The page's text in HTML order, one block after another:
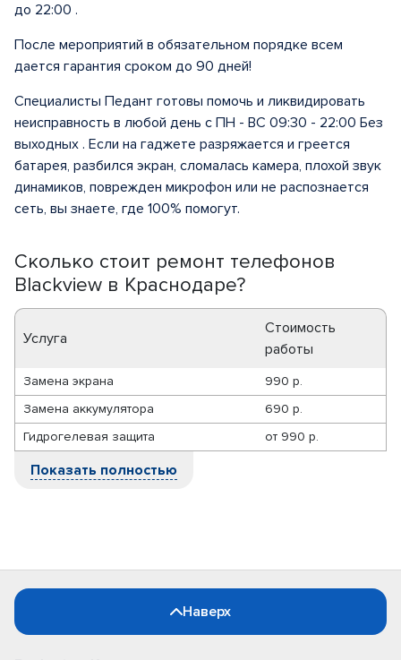
Сколько стоит ремонт телефонов
Blackview в Краснодаре?
Услуга
Стоимость
работы
Замена экрана
990 р.
Замена аккумулятора
690 р.
Гидрогелевая защита
от 990 р.
Показать полностью
до 22:00 .
После мероприятий в обязательном порядке всем
дается гарантия сроком до 90 дней!
Специалисты Педант готовы помочь и ликвидировать
неисправность в любой день с ПН - ВС 09:30 - 22:00 Без
выходных . Если на гаджете разряжается и греется
батарея, разбился экран, сломалась камера, плохой звук
динамиков, поврежден микрофон или не распознается
сеть, вы знаете, где 100% помогут.
Наверх